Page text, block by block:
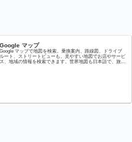
Google マップ
Google マップで地図を検索。乗換案内、路線図、ドライブ
ルート、ストリートビューも。見やすい地図でお店やサービ
ス、地域の情報を検索できます。世界地図も日本語で、旅の